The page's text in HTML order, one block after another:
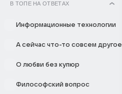
В ТОПЕ НА ОТВЕТАХ
Информационные технологии
А сейчас что-то совсем другое
О любви без купюр
Философский вопрос